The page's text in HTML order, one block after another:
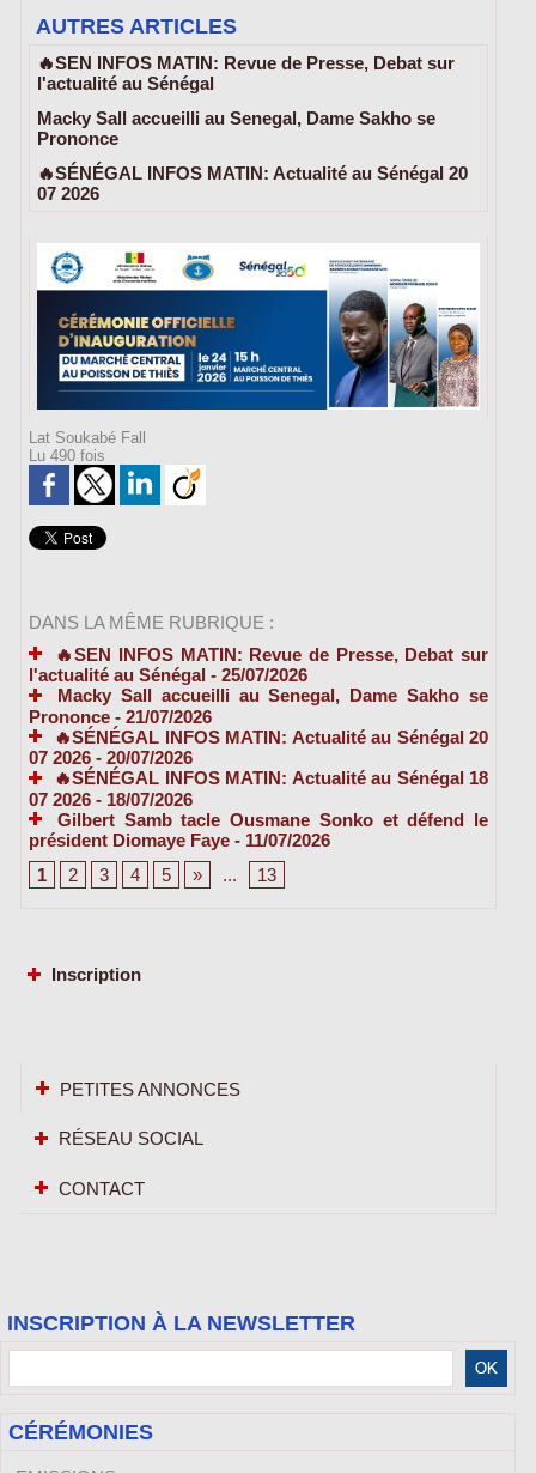
AUTRES ARTICLES
🔥SEN INFOS MATIN: Revue de Presse, Debat sur
l'actualité au Sénégal
Macky Sall accueilli au Senegal, Dame Sakho se
Prononce
🔥SÉNÉGAL INFOS MATIN: Actualité au Sénégal 20
07 2026
Lat Soukabé Fall
Lu 490 fois
DANS LA MÊME RUBRIQUE :
🔥SEN INFOS MATIN: Revue de Presse, Debat sur
l'actualité au Sénégal - 25/07/2026
Macky Sall accueilli au Senegal, Dame Sakho se
Prononce - 21/07/2026
🔥SÉNÉGAL INFOS MATIN: Actualité au Sénégal 20
07 2026 - 20/07/2026
🔥SÉNÉGAL INFOS MATIN: Actualité au Sénégal 18
07 2026 - 18/07/2026
Gilbert Samb tacle Ousmane Sonko et défend le
président Diomaye Faye - 11/07/2026
1
2 3 4 5 » ... 13
Inscription
PETITES ANNONCES
RÉSEAU SOCIAL
CONTACT
INSCRIPTION À LA NEWSLETTER
CÉRÉMONIES